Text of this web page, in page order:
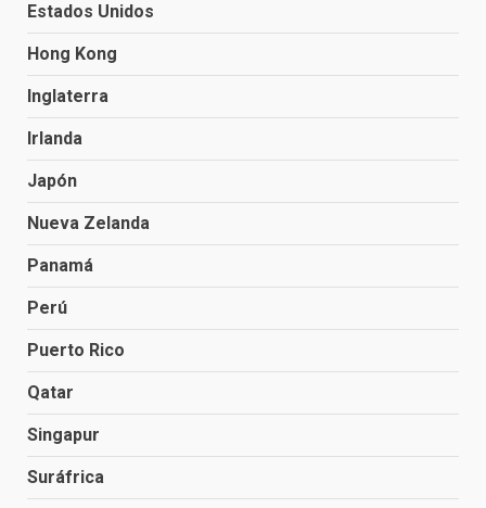
Estados Unidos
Hong Kong
Inglaterra
Irlanda
Japón
Nueva Zelanda
Panamá
Perú
Puerto Rico
Qatar
Singapur
Suráfrica